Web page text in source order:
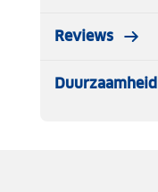
Reviews
Duurzaamheid